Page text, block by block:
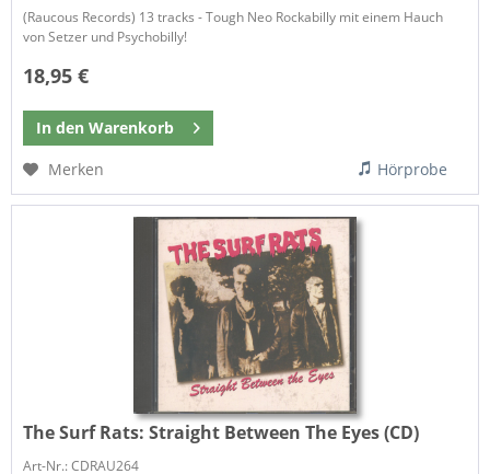
(Raucous Records) 13 tracks - Tough Neo Rockabilly mit einem Hauch
von Setzer und Psychobilly!
18,95 €
In den Warenkorb
Merken
Hörprobe
The Surf Rats:Straight Between The Eyes (CD)
Art-Nr.: CDRAU264